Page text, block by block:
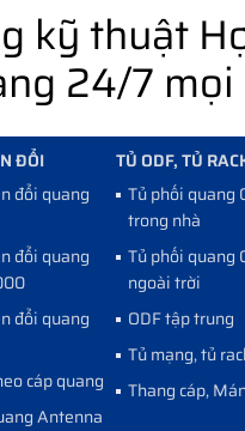
kỹ thuật
24/7 mọi
ĐỔI
đổi quang
đổi quang
đổi quang
cáp quang
Antenna
TỦ ODF, TỦ
Tủ phối quang
trong nhà
Tủ phối quang
ngoài trời
ODF tập trung
Tủ mạng, tủ
Thang cáp,